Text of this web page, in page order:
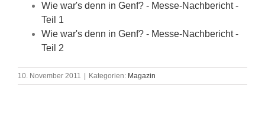
Wie war's denn in Genf? - Messe-Nachbericht -
Teil 1
Wie war's denn in Genf? - Messe-Nachbericht -
Teil 2
10. November 2011 Kategorien: Magazin